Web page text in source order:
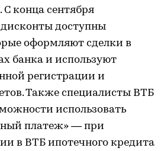
С конца сентября
доступны
оформляют сделки в
банка и используют
регистрации и
Также специалисты ВТБ
использовать
платеж» — при
в ВТБ ипотечного кредита